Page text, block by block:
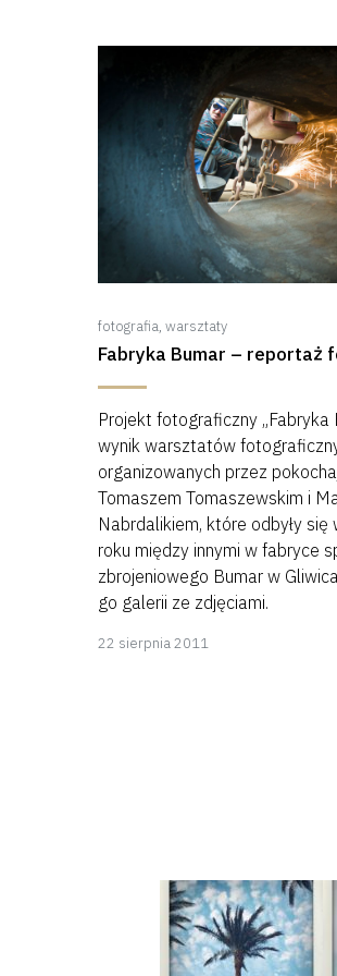
fotografia, warsztaty
Fabryka Bumar – reportaż
Projekt fotograficzny „Fabryka
wynik warsztatów
organizowanych przez
Tomaszem Tomaszewskim i
Nabrdalikiem, które odbyły
roku między innymi w fabryce
zbrojeniowego Bumar w
go galerii ze zdjęciami.
22 sierpnia 2011kwietnia